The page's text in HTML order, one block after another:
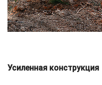
Усиленная конструкция